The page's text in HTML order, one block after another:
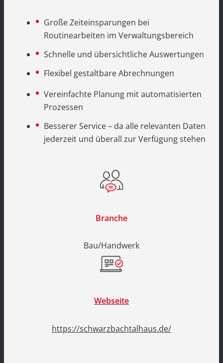
Große Zeiteinsparungen bei
Routinearbeiten im Verwaltungsbereich
Schnelle und übersichtliche Auswertungen
Flexibel gestaltbare Abrechnungen
Vereinfachte Planung mit automatisierten
Prozessen
Besserer Service – da alle relevanten Daten
jederzeit und überall zur Verfügung stehen
Branche
Bau/Handwerk
Webseite
https://schwarzbachtalhaus.de/